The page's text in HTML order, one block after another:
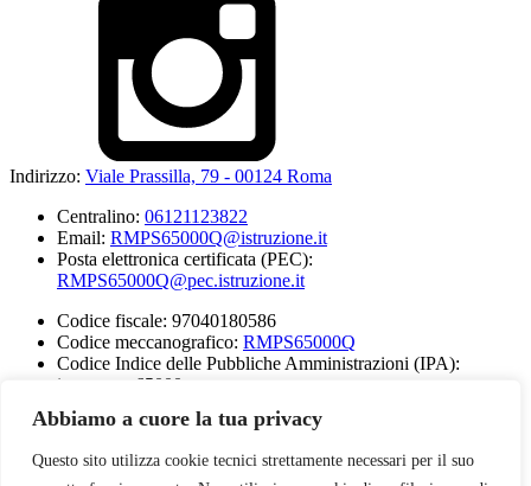
Abbiamo a cuore la tua privacy
Questo sito utilizza cookie tecnici strettamente necessari per il suo
Indirizzo: Viale Prassilla, 79 - 00124 Roma
Centralino: 06121123822
Email: RMPS65000Q@istruzione.it
Posta elettronica certificata (PEC):
RMPS65000Q@pec.istruzione.it
Codice fiscale: 97040180586
Codice meccanografico: RMPS65000Q
Codice Indice delle Pubbliche Amministrazioni (IPA):
istsc_rmps65000q
Codice unico di fatturazione (CUF): AAA3941
Obiettivi di Accessibilità